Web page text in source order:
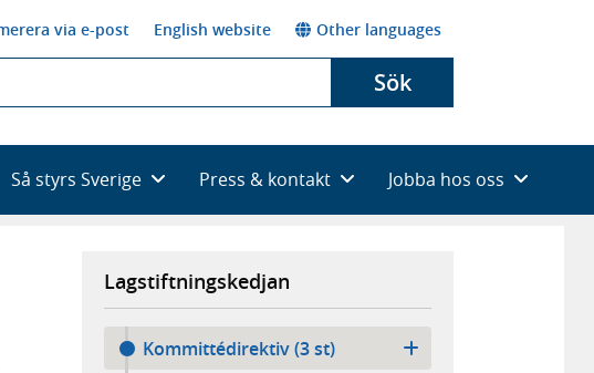
via e-post English website Other languages
Sök
Så styrs Sverige Press & kontakt Jobba hos oss
Lagstiftningskedjan
Kommittédirektiv (3 st)